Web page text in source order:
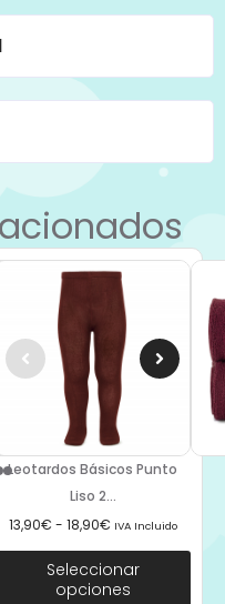
Leotardos Básicos Punto
Liso 2...
13,90€ - 18,90€ IVA Incluido
Seleccionar
opciones